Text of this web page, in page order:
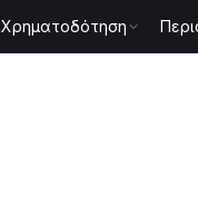
Χρηματοδότηση